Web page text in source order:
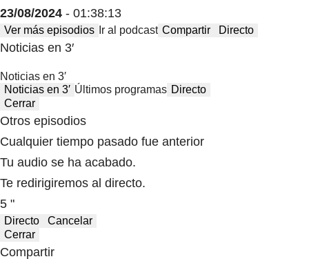
23/08/2024 - 01:38:13
Ver más episodios Ir al podcast Compartir Directo
Noticias en 3′
Noticias en 3′
Noticias en 3′ Últimos programas Directo
Cerrar
Otros episodios
Cualquier tiempo pasado fue anterior
Tu audio se ha acabado.
Te redirigiremos al directo.
5 "
Directo
Cancelar
Cerrar
Compartir